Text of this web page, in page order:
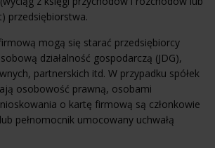
przedsiębiorstwa.
mogą się starać przedsiębiorcy
działalność gospodarczą (JDG),
partnerskich itd. W przypadku spółek
osobowość prawną, osobami
o kartę firmową są członkowie
pełnomocnik umocowany uchwałą